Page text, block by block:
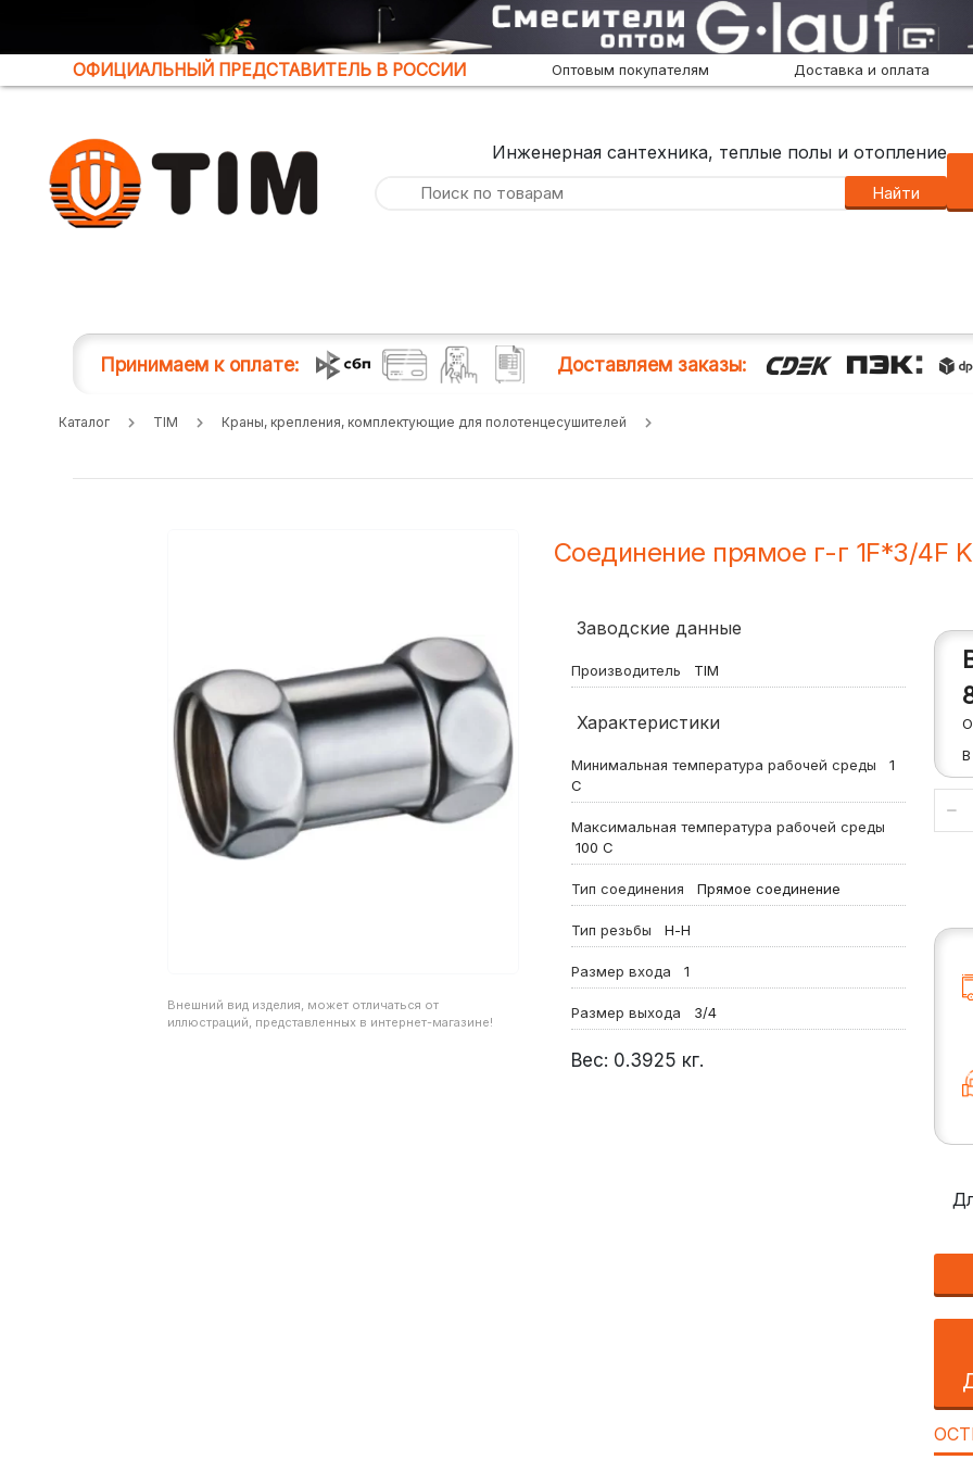
ОФИЦИАЛЬНЫЙ ПРЕДСТАВИТЕЛЬ В РОССИИ Оптовым покупателям Доставка и оплата
Инженерная сантехника, теплые полы и отопление
Найти
Принимаем к оплате: Доставляем заказы:
Каталог TIM Краны, крепления, комплектующие для полотенцесушителей
Внешний вид изделия, может отличаться от
иллюстраций, представленных в интернет-магазине!
Соединение прямое г-г 1F*3/4F
Заводские данные
Производитель TIM
Характеристики
Минимальная температура рабочей среды
1
С
Максимальная температура рабочей среды
100 С
Тип соединения Прямое соединение
Тип резьбы Н-Н
Размер входа 1
Размер выхода 3/4
Вес: 0.3925 кг.